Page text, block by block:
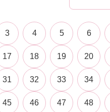
3 4 5 6
17 18 19 20
31 32 33 34
45 46 47 48